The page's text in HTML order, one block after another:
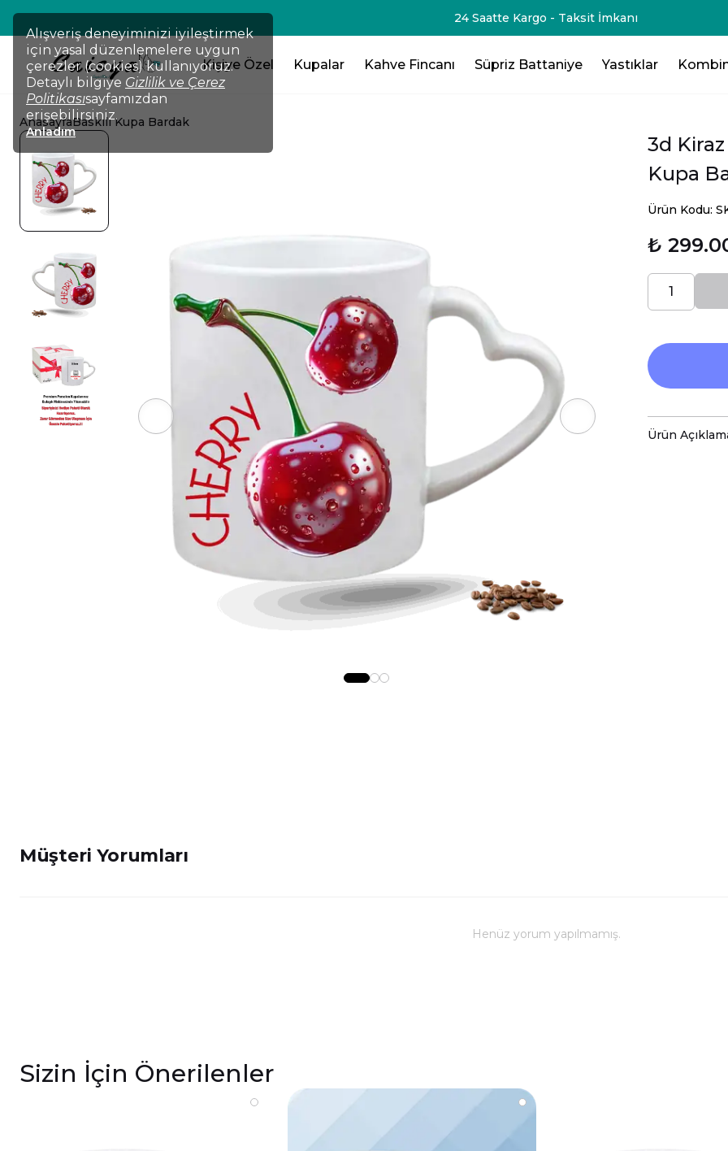
Alışveriş deneyiminizi iyileştirmek
için yasal düzenlemelere uygun
çerezler (cookies) kullanıyoruz.
Detaylı bilgiye Gizlilik ve Çerez
Politikasısayfamızdan
erişebilirsiniz.
Anladım
💸TÜM ÜRÜNLERDE !!! 2 Ürün Al -75₺💸 - 3 Ürün Al - 125₺ 💸- 4 Ürün Al -200₺ 💸- 5 Ürün Al -
Kişiye Özel Kupalar Kahve Fincanı Süpriz Battaniye Yastıklar
AnasayfaBaskılı Kupa Bardak
3d
Kupa
Ürün Kodu:
₺
Ürün
Müşteri Yorumları
Henüz yorum yapılmamış.
Sizin İçin Önerilenler